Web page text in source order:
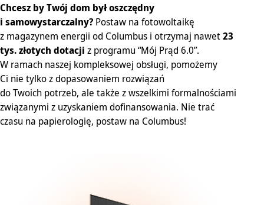
Chcesz by Twój dom był oszczędny
i samowystarczalny? Postaw na fotowoltaikę
z magazynem energii od Columbus i otrzymaj nawet23
tys. złotych dotacji z programu “Mój Prąd 6.0”.
W ramach naszej kompleksowej obsługi, pomożemy
Ci nie tylko z dopasowaniem rozwiązań
do Twoich potrzeb, ale także z wszelkimi formalnościami
związanymi z uzyskaniem dofinansowania. Nie trać
czasu na papierologię, postaw na Columbus!